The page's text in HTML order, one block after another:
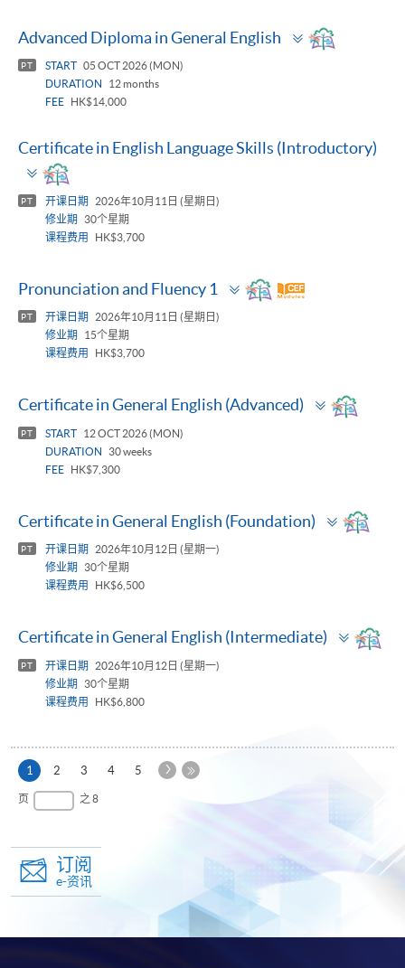
Advanced Diploma in General English
Toggle
panel
PT START 05 OCT 2026 (MON)
DURATION
12 months
FEE
HK$14,000
Certificate in English Language Skills (Introductory)
Toggle
panel
PT 开课日期
2026年10月11日 (星期日)
修业期
30个星期
课程费用
HK$3,700
Pronunciation and Fluency 1
Toggle
panel
PT 开课日期
2026年10月11日 (星期日)
修业期
15个星期
课程费用
HK$3,700
Certificate in General English (Advanced)
Toggle
panel
PT START
12 OCT 2026 (MON)
DURATION
30 weeks
FEE
HK$7,300
Certificate in General English (Foundation)
Toggle
panel
PT 开课日期
2026年10月12日 (星期一)
修业期
30个星期
课程费用
HK$6,500
Certificate in General English (Intermediate)
Toggle
panel
PT 开课日期
2026年10月12日 (星期一)
修业期
30个星期
课程费用
HK$6,800
1 本
页
2 3 4 5
下
页 之 8
订阅
e-资讯